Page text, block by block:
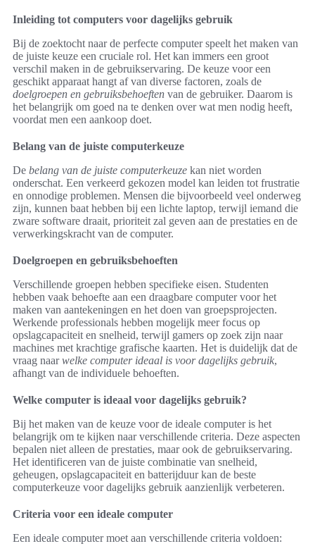
Inleiding tot computers voor dagelijks gebruik
Bij de zoektocht naar de perfecte computer speelt het maken van
de juiste keuze een cruciale rol. Het kan immers een groot
verschil maken in de gebruikservaring. De keuze voor een
geschikt apparaat hangt af van diverse factoren, zoals de
doelgroepen en gebruiksbehoeften van de gebruiker. Daarom is
het belangrijk om goed na te denken over wat men nodig heeft,
voordat men een aankoop doet.
Belang van de juiste computerkeuze
De belang van de juiste computerkeuze kan niet worden
onderschat. Een verkeerd gekozen model kan leiden tot frustratie
en onnodige problemen. Mensen die bijvoorbeeld veel onderweg
zijn, kunnen baat hebben bij een lichte laptop, terwijl iemand die
zware software draait, prioriteit zal geven aan de prestaties en de
verwerkingskracht van de computer.
Doelgroepen en gebruiksbehoeften
Verschillende groepen hebben specifieke eisen. Studenten
hebben vaak behoefte aan een draagbare computer voor het
maken van aantekeningen en het doen van groepsprojecten.
Werkende professionals hebben mogelijk meer focus op
opslagcapaciteit en snelheid, terwijl gamers op zoek zijn naar
machines met krachtige grafische kaarten. Het is duidelijk dat de
vraag naarwelke computer ideaal is voor dagelijks gebruik,
afhangt van de individuele behoeften.
Welke computer is ideaal voor dagelijks gebruik?
Bij het maken van de keuze voor de ideale computer is het
belangrijk om te kijken naar verschillende criteria. Deze aspecten
bepalen niet alleen de prestaties, maar ook de gebruikservaring.
Het identificeren van de juiste combinatie van snelheid,
geheugen, opslagcapaciteit en batterijduur kan de beste
computerkeuze voor dagelijks gebruik aanzienlijk verbeteren.
Criteria voor een ideale computer
Een ideale computer moet aan verschillende criteria voldoen: